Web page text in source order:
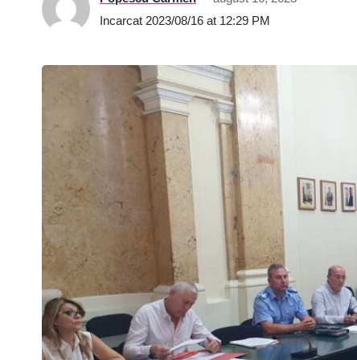
Incarcat 2023/08/16 at 12:29 PM